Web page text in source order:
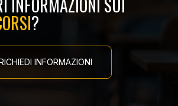
?
INFORMAZIONI